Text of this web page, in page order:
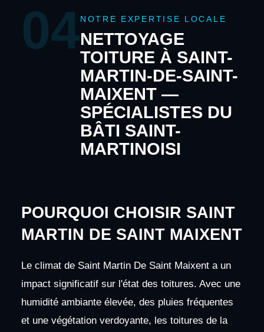
04NOTRE EXPERTISE LOCALE
NETTOYAGE
TOITURE À SAINT-
MARTIN-DE-SAINT-
MAIXENT —
SPÉCIALISTES DU
BÂTI SAINT-
MARTINOISI
POURQUOI CHOISIR SAINT
MARTIN DE SAINT MAIXENT
Le climat de Saint Martin De Saint Maixent a un
impact significatif sur l'état des toitures. Avec une
humidité ambiante élevée, des pluies fréquentes
et une végétation verdoyante, les toitures de la